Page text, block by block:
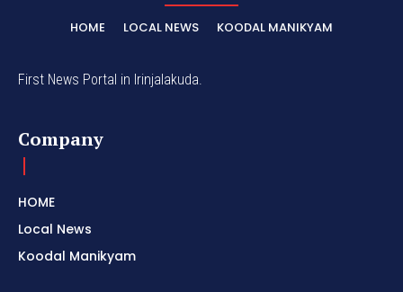
HOME LOCAL NEWS KOODAL MANIKYAM
First News Portal in Irinjalakuda.
Company
HOME
Local News
Koodal Manikyam